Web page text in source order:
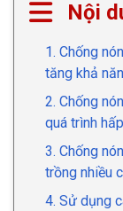
Nội
1. Chống
tăng khả
2. Chống
quá trình
3. Chống
trồng nhiều
4. Sử dụng